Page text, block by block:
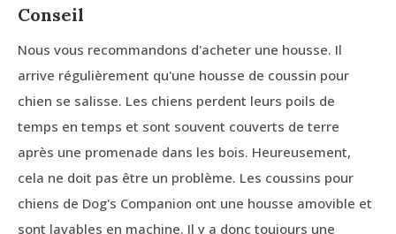
Conseil
Nous vous recommandons d'acheter une housse. Il
arrive régulièrement qu'une housse de coussin pour
chien se salisse. Les chiens perdent leurs poils de
temps en temps et sont souvent couverts de terre
après une promenade dans les bois. Heureusement,
cela ne doit pas être un problème. Les coussins pour
chiens de Dog's Companion ont une housse amovible et
sont lavables en machine. Il y a donc toujours une